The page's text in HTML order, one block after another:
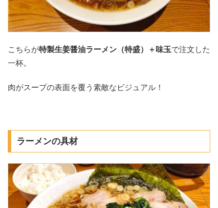
こちらが特製生姜醤油ラーメン（特盛）＋味玉で注文した
一杯。
肉がスープの表面を覆う素敵なビジュアル！
ラーメンの具材